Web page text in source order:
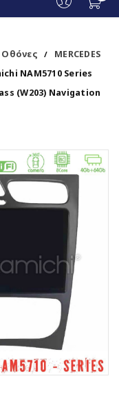
Οθόνες / MERCEDES
NAM5710 Series
(W203) Navigation